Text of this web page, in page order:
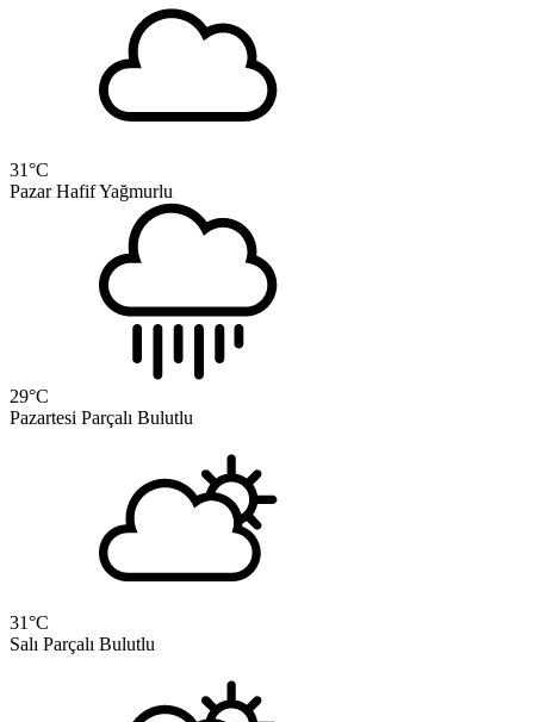
31°C
Pazar Hafif Yağmurlu
29°C
Pazartesi Parçalı Bulutlu
31°C
Salı Parçalı Bulutlu